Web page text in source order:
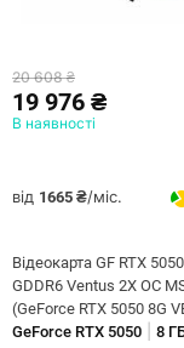
20 608 ₴
19 976 ₴
В наявності
від 1665 ₴/міс.
Відеокарта GF RTX
GDDR6 Ventus 2X OC
(GeForce RTX 5050 8G
OC)
GeForce RTX 5050 8